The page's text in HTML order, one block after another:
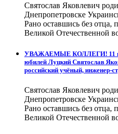
Святослав Яковлевич
Днепропетровске
Рано оставшись без отца,
Великой Отечественной
УВАЖАЕМЫЕ КОЛЛЕГИ! 11
юбилей Луцкий Святослав
российский учёный, инженер-
Святослав Яковлевич
Днепропетровске
Рано оставшись без отца,
Великой Отечественной